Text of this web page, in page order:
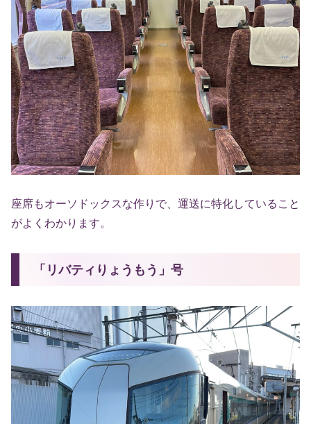
座席もオーソドックスな作りで、運送に特化していること
がよくわかります。
「リバティりょうもう」号